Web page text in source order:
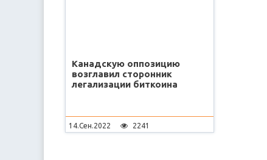
Канадскую оппозицию
возглавил сторонник
легализации биткоина
14.Сен.2022 2241